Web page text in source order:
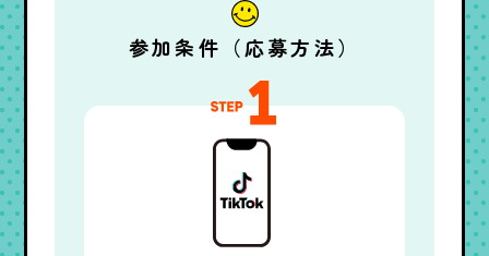
参加条件（応募方法）